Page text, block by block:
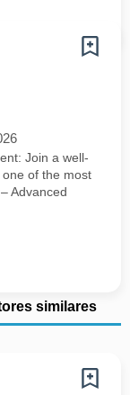
Join a well-
of the most
Advanced
similares